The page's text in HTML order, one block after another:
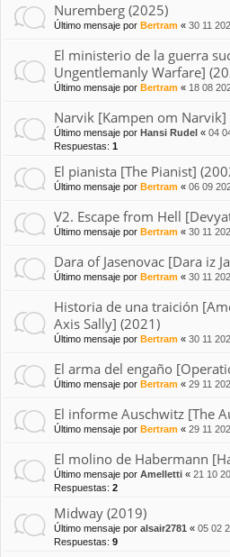
Nuremberg (2025)
Último mensaje por Bertram « 30 11
El ministerio de la guerra
Ungentlemanly Warfare]
Último mensaje por Bertram « 18 08
Narvik [Kampen om Narvik]
Último mensaje por Hansi Rudel « 04
Respuestas: 1
El pianista [The Pianist]
Último mensaje por Bertram « 06 09
V2. Escape from Hell
Último mensaje por Bertram « 30 11
Dara of Jasenovac [Dara iz
Último mensaje por Bertram « 30 11
Historia de una traición
Axis Sally] (2021)
Último mensaje por Bertram « 30 11
El arma del engaño
Último mensaje por Bertram « 29 11
El informe Auschwitz [The
Último mensaje por Bertram « 29 11
El molino de Habermann
Último mensaje por Amelletti « 21 10
Respuestas: 2
Midway (2019)
Último mensaje por alsair2781 « 05 02
Respuestas: 9